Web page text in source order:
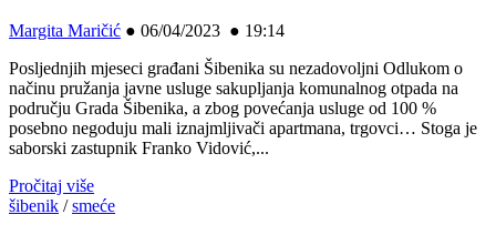
Margita Maričić ● 06/04/2023 ● 19:14
Posljednjih mjeseci građani Šibenika su nezadovoljni Odlukom o
načinu pružanja javne usluge sakupljanja komunalnog otpada na
području Grada Šibenika, a zbog povećanja usluge od 100 %
posebno negoduju mali iznajmljivači apartmana, trgovci… Stoga je
saborski zastupnik Franko Vidović,...
Pročitaj više
šibenik /smeće